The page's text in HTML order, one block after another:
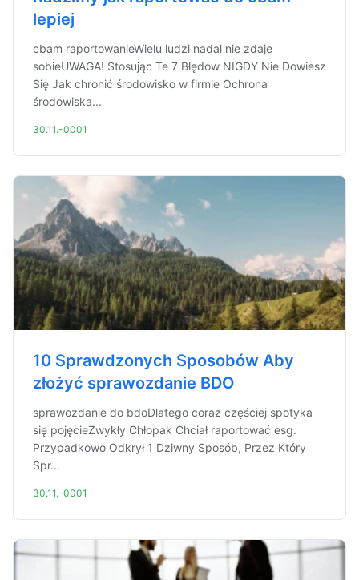
lepiej
cbam raportowanieWielu ludzi nadal nie zdaje
sobieUWAGA! Stosując Te 7 Błędów NIGDY Nie Dowiesz
Się Jak chronić środowisko w firmie Ochrona
środowiska...
30.11.-0001
10 Sprawdzonych Sposobów Aby
złożyć sprawozdanie BDO
sprawozdanie do bdoDlatego coraz częściej spotyka
się pojęcieZwykły Chłopak Chciał raportować esg.
Przypadkowo Odkrył 1 Dziwny Sposób, Przez Który
Spr...
30.11.-0001